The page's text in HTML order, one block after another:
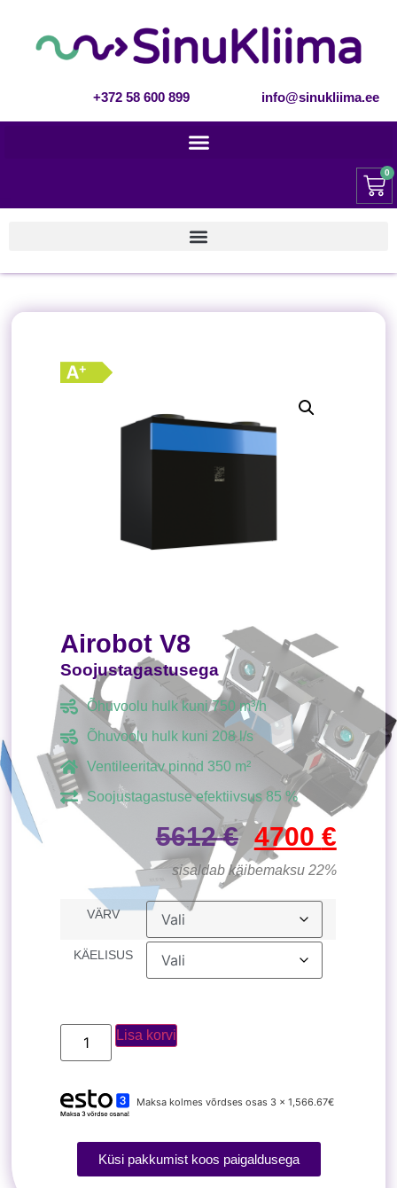
+372 58 600 899 info@sinukliima.ee
0
Airobot V8
Soojustagastusega
Õhuvoolu hulk kuni 750 m³/h
Õhuvoolu hulk kuni 208 l/s
Ventileeritav pinnd 350 m²
Soojustagastuse efektiivsus 85 %
5612€ 4700 €
sisaldab käibemaksu 22%
VÄRV
KÄELISUS
Lisa korvi
Maksa kolmes võrdses osas 3 x 1,566.67€
Küsi pakkumist koos paigaldusega